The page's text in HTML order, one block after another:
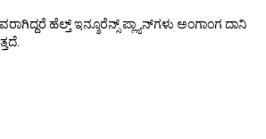
ಹೆಲ್ತ್ ಇನ್ಶೂರೆನ್ಸ್ ಪ್ಲ್ಯಾನ್‌ಗಳು ಅಂಗಾಂಗ ದಾನಿ